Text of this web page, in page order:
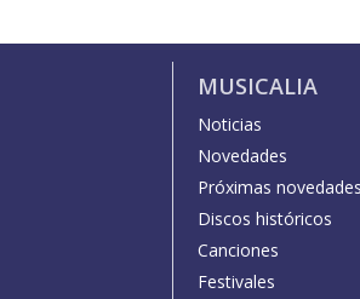
MUSICALIA
Noticias
Novedades
Próximas novedades
Discos históricos
Canciones
Festivales